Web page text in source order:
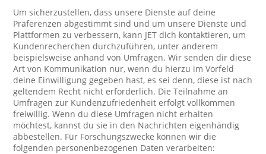
Um sicherzustellen, dass unsere Dienste auf deine
Präferenzen abgestimmt sind und um unsere Dienste und
Plattformen zu verbessern, kann JET dich kontaktieren, um
Kundenrecherchen durchzuführen, unter anderem
beispielsweise anhand von Umfragen. Wir senden dir diese
Art von Kommunikation nur, wenn du hierzu im Vorfeld
deine Einwilligung gegeben hast, es sei denn, diese ist nach
geltendem Recht nicht erforderlich. Die Teilnahme an
Umfragen zur Kundenzufriedenheit erfolgt vollkommen
freiwillig. Wenn du diese Umfragen nicht erhalten
möchtest, kannst du sie in den Nachrichten eigenhändig
abbestellen. Für Forschungszwecke können wir die
folgenden personenbezogenen Daten verarbeiten: